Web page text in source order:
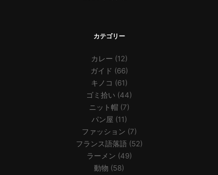
カテゴリー
カレー (12)
ガイド (66)
キノコ (61)
ゴミ拾い (44)
ニット帽 (7)
パン屋 (11)
ファッション (7)
フランス語落語 (52)
ラーメン (49)
動物 (58)